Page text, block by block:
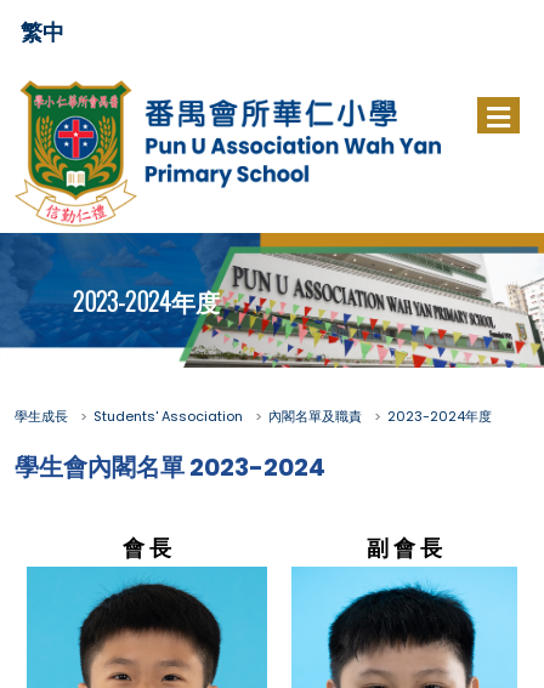
繁中
2023-2024年度
學生成長 Students' Association 內閣名單及職責 2023-2024年度
學生會內閣名單 2023-2024
會 長 副 會 長